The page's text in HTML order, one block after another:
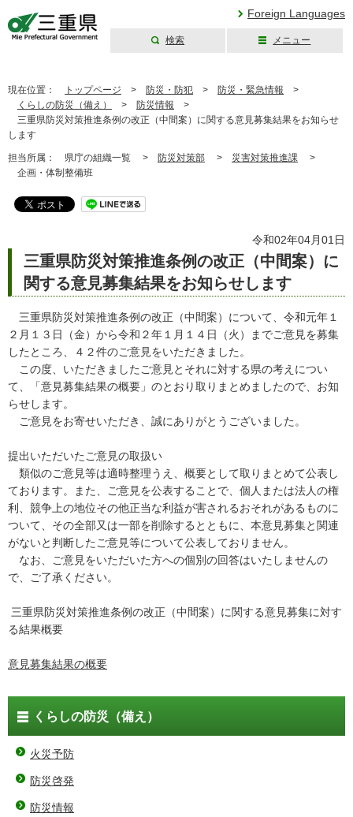
Foreign Languages
検索 メニュー
現在位置： トップページ > 防災・防犯 > 防災・緊急情報 >
くらしの防災（備え）
> 防災情報 >
三重県防災対策推進条例の改正（中間案）に関する意見募集結果をお知らせ
します
担当所属： 県庁の組織一覧 > 防災対策部 > 災害対策推進課 >
企画・体制整備班
令和02年04月01日
三重県防災対策推進条例の改正（中間案）に
関する意見募集結果をお知らせします
三重県防災対策推進条例の改正（中間案）について、令和元年１
２月１３日（金）から令和２年１月１４日（火）までご意見を募集
したところ、４２件のご意見をいただきました。
この度、いただきましたご意見とそれに対する県の考えについ
て、「意見募集結果の概要」のとおり取りまとめましたので、お知
らせします。
ご意見をお寄せいただき、誠にありがとうございました。
提出いただいたご意見の取扱い
類似のご意見等は適時整理うえ、概要として取りまとめて公表し
ております。また、ご意見を公表することで、個人または法人の権
利、競争上の地位その他正当な利益が害されるおそれがあるものに
ついて、その全部又は一部を削除するとともに、本意見募集と関連
がないと判断したご意見等について公表しておりません。
なお、ご意見をいただいた方への個別の回答はいたしませんの
で、ご了承ください。
三重県防災対策推進条例の改正（中間案）に関する意見募集に対す
る結果概要
意見募集結果の概要
くらしの防災（備え）
火災予防
防災啓発
防災情報